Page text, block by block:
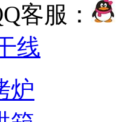
客服：
线
炉